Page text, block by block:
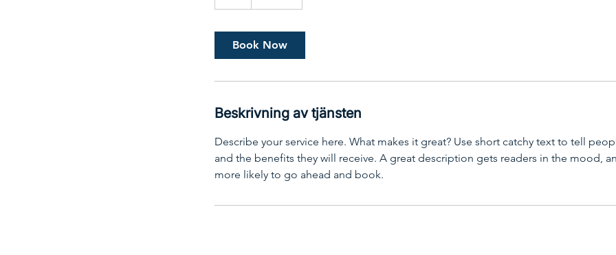
Book Now
Beskrivning av tjänsten
Describe your service here. What makes it great? Use short catchy text to tell
and the benefits they will receive. A great description gets readers in the mood,
more likely to go ahead and book.